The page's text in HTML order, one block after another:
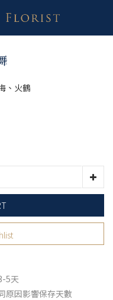
、火鶴
5天
原因影響保存天數